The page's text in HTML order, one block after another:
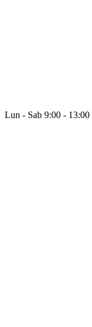
Lun - Sab 9:00 - 13:00